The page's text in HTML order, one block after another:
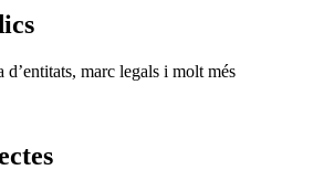
marc legals i molt més